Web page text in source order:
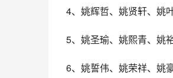
4、姚辉哲、姚贤轩、姚
5、姚圣瑜、姚熙青、姚
6、姚誓伟、姚荣祥、姚